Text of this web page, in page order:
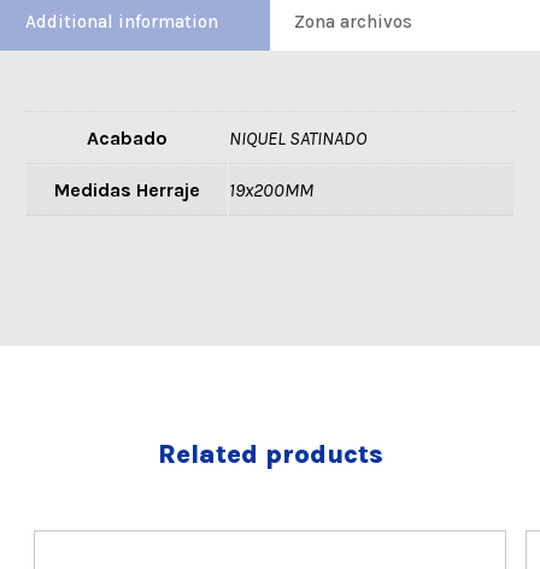
Additional information Zona archivos
Acabado NIQUEL SATINADO
Medidas Herraje 19x200MM
Related products